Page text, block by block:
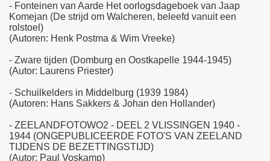
- Fonteinen van Aarde Het oorlogsdageboek van Jaap
Komejan (De strijd om Walcheren, beleefd vanuit een
rolstoel)
(Autoren: Henk Postma & Wim Vreeke)
- Zware tijden (Domburg en Oostkapelle 1944-1945)
(Autor: Laurens Priester)
- Schuilkelders in Middelburg (1939 1984)
(Autoren: Hans Sakkers & Johan den Hollander)
- ZEELANDFOTOWO2 - DEEL 2 VLISSINGEN 1940 -
1944 (ONGEPUBLICEERDE FOTO'S VAN ZEELAND
TIJDENS DE BEZETTINGSTIJD)
(Autor: Paul Voskamp)